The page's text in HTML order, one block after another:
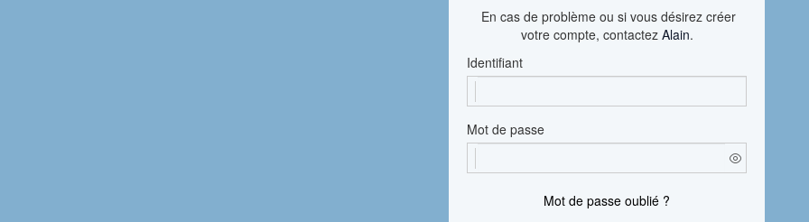
En cas de problème ou si vous désirez créer
votre compte, contactez Alain.
Identifiant
Mot de passe
Mot de passe oublié ?